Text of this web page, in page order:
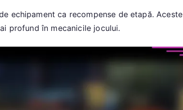
echipament ca recompense de etapă. Aceste
profund în mecanicile jocului.